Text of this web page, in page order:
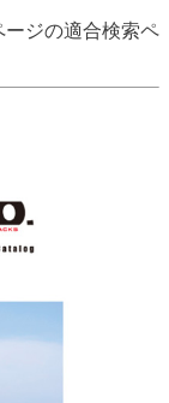
ージの適合検索ペ